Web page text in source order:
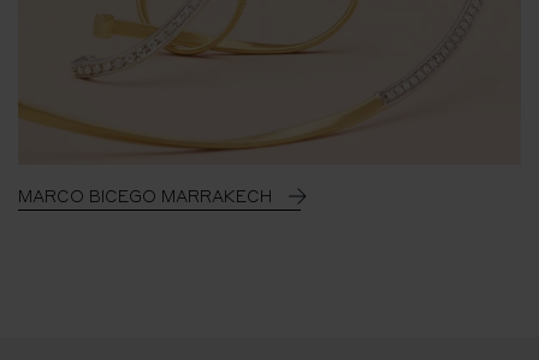
MARCO BICEGO MARRAKECH